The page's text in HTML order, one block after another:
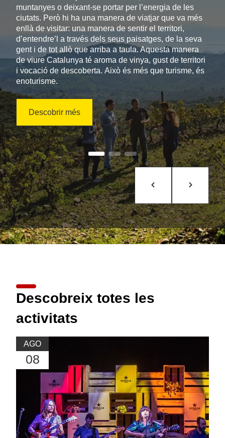
muntanyes o deixant-se portar per l’energia de les
ciutats. Però hi ha una manera de viatjar que va més
enllà de visitar: una manera de sentir el territori,
d’entendre’l a través dels seus paisatges, de la seva
gent i de tot allò que arriba a taula. Aquesta manera
de viure Catalunya té aroma de vinya, gust de territori
i vocació de descoberta. Això és més que turisme, és
enoturisme.
Descobrir més
Descobreix totes les
activitats
AGO
08